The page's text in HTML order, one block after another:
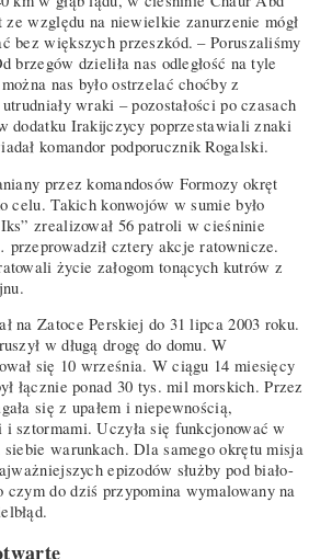
względu na niewielkie zanurzenie mógł
bez większych przeszkód. – Poruszaliśmy
brzegów dzieliła nas odległość na tyle
nas było ostrzelać choćby z
wraki – pozostałości po czasach
dodatku Irakijczycy poprzestawiali znaki
komandor podporucznik Rogalski.
przez komandosów Formozy okręt
celu. Takich konwojów w sumie było
zrealizował 56 patroli w cieśninie
cztery akcje ratownicze.
życie załogom tonących kutrów z
na Zatoce Perskiej do 31 lipca 2003 roku.
w długą drogę do domu. W
się 10 września. W ciągu 14 miesięcy
łącznie ponad 30 tys. mil morskich. Przez
się z upałem i niepewnością,
i sztormami. Uczyła się funkcjonować w
siebie warunkach. Dla samego okrętu misja
epizodów służby pod biało-
czym do dziś przypomina wymalowany na